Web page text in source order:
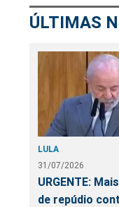
ÚLTIMAS
LULA
31/07/2026
URGENTE:
de repúdio